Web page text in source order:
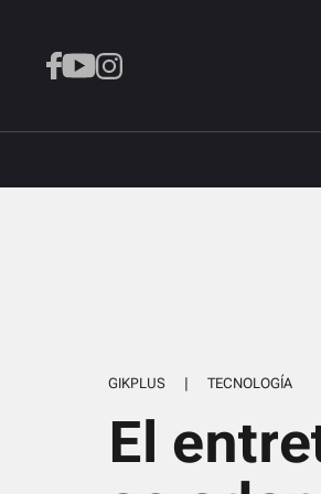
GIKPLUS | TECNOLOGÍA
El